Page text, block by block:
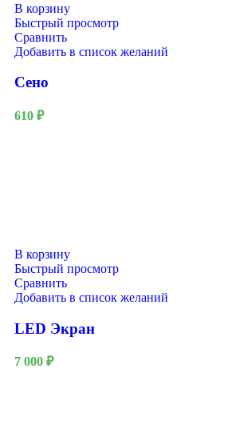
В корзину
Быстрый просмотр
Сравнить
Добавить в список желаний
Сено
610 ₽
В корзину
Быстрый просмотр
Сравнить
Добавить в список желаний
LED Экран
7 000 ₽